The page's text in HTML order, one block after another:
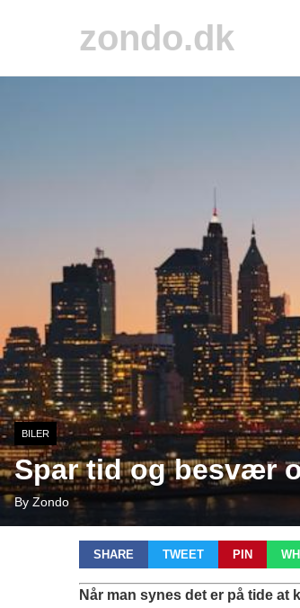
zondo.dk
BILER
Spar tid og besvær
By Zondo
SHARE TWEET PIN
Når man synes det er på tide